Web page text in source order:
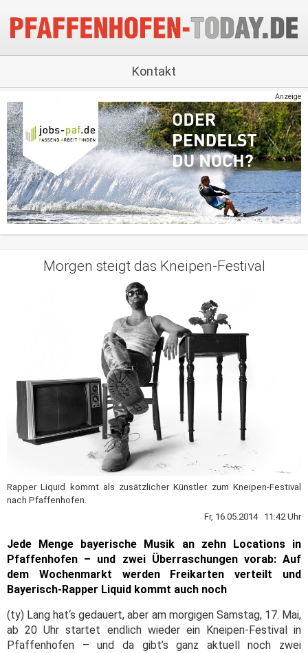
Kontakt
Anzeige
Morgen steigt das Kneipen-Festival
Rapper Liquid kommt als zusätzlicher Künstler zum Kneipen-Festival
nach Pfaffenhofen.
Fr, 16.05.2014 11:42 Uhr
Jede Menge bayerische Musik an zehn Locations in
Pfaffenhofen – und zwei Überraschungen vorab: Auf
dem Wochenmarkt werden Freikarten verteilt und
Bayerisch-Rapper Liquid kommt auch noch
(ty) Lang hat‘s gedauert, aber am morgigen Samstag, 17. Mai,
ab 20 Uhr startet endlich wieder ein Kneipen-Festival in
Pfaffenhofen – und da gibt’s ganz aktuell noch zwei